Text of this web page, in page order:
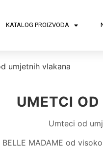
KATALOG PROIZVODA
umjetnih vlakana
UMETCI
Umteci od
MADAME od